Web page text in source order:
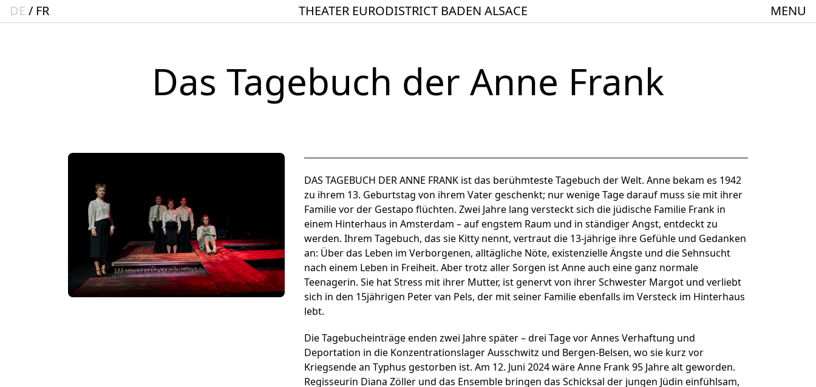
DE FR THEATER EURODISTRICT BADEN ALSACE MENU
Startseite
ACTO – Städte und Gemeindebund-Theater Oberrhein
Aktuelles
Geschichte
Ensemble
Theater BAden ALsace Spielstätte im Europäischen Forum am Rhein
Förderer und Partner Theater BAden ALsace
Services
Das Tagebuch der Anne Frank
DAS TAGEBUCH DER ANNE FRANK ist das berühmteste Tagebuch der Welt. Anne bekam es 1942
zu ihrem 13. Geburtstag von ihrem Vater geschenkt; nur wenige Tage darauf muss sie mit ihrer
Familie vor der Gestapo flüchten. Zwei Jahre lang versteckt sich die jüdische Familie Frank in
einem Hinterhaus in Amsterdam – auf engstem Raum und in ständiger Angst, entdeckt zu
werden. Ihrem Tagebuch, das sie Kitty nennt, vertraut die 13-jährige ihre Gefühle und Gedanken
an: Über das Leben im Verborgenen, alltägliche Nöte, existenzielle Ängste und die Sehnsucht
nach einem Leben in Freiheit. Aber trotz aller Sorgen ist Anne auch eine ganz normale
Teenagerin. Sie hat Stress mit ihrer Mutter, ist genervt von ihrer Schwester Margot und verliebt
sich in den 15jährigen Peter van Pels, der mit seiner Familie ebenfalls im Versteck im Hinterhaus
lebt.
Die Tagebucheinträge enden zwei Jahre später – drei Tage vor Annes Verhaftung und
Deportation in die Konzentrationslager Ausschwitz und Bergen-Belsen, wo sie kurz vor
Kriegsende an Typhus gestorben ist. Am 12. Juni 2024 wäre Anne Frank 95 Jahre alt geworden.
Regisseurin Diana Zöller und das Ensemble bringen das Schicksal der jungen Jüdin einfühlsam,